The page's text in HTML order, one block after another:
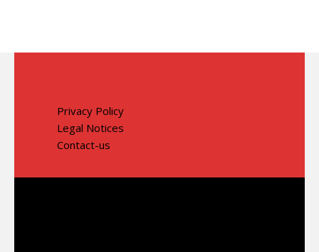
Privacy Policy
Legal Notices
Contact-us